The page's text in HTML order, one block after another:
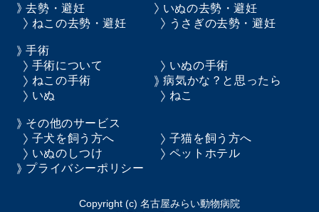
去勢・避妊
いぬの去勢・避妊
ねこの去勢・避妊
うさぎの去勢・避妊
手術
手術について
いぬの手術
ねこの手術
病気かな？と思ったら
いぬ
ねこ
その他のサービス
子犬を飼う方へ
子猫を飼う方へ
いぬのしつけ
ペットホテル
プライバシーポリシー
Copyright (c) 名古屋みらい動物病院